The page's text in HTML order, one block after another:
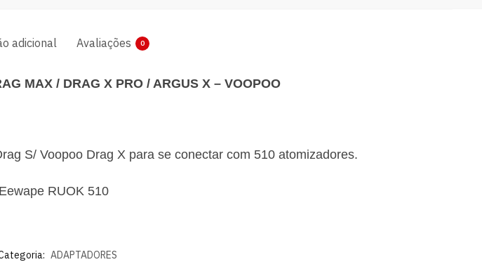
adicional Avaliações 0
MAX / DRAG X PRO / ARGUS X – VOOPOO
S/ Voopoo Drag X para se conectar com 510 atomizadores.
RUOK 510
ADAPTADORES